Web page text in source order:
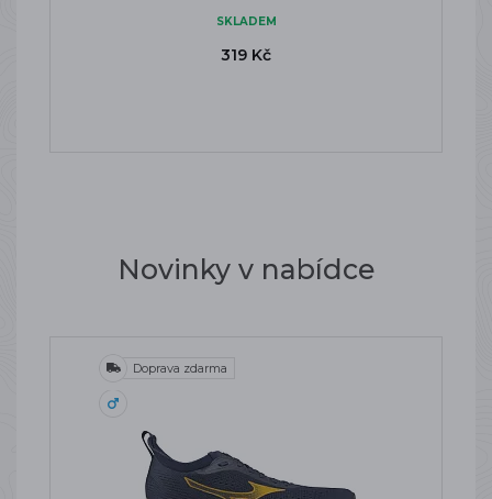
SKLADEM
319 Kč
Novinky v nabídce
Doprava zdarma